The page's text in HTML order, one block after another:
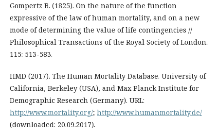
Gompertz B. (1825). On the nature of the function
expressive of the law of human mortality, and on a new
mode of determining the value of life contingencies //
Philosophical Transactions of the Royal Society of London.
115: 513-583.
HMD (2017). The Human Mortality Database. University of
California, Berkeley (USA), and Max Planck Institute for
Demographic Research (Germany). URL:
http://www.mortality.org/; http://www.humanmortality.de/
(downloaded: 20.09.2017).